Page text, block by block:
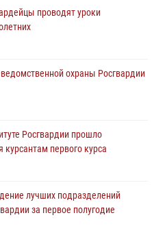
охраны
находящийся в розыске
отряда спецназа «Ермак»
десантированию
Росгвардии почтили память детей
проводят уроки
охраны Росгвардии
Росгвардии прошло
первого курса
лучших подразделений
за первое полугодие